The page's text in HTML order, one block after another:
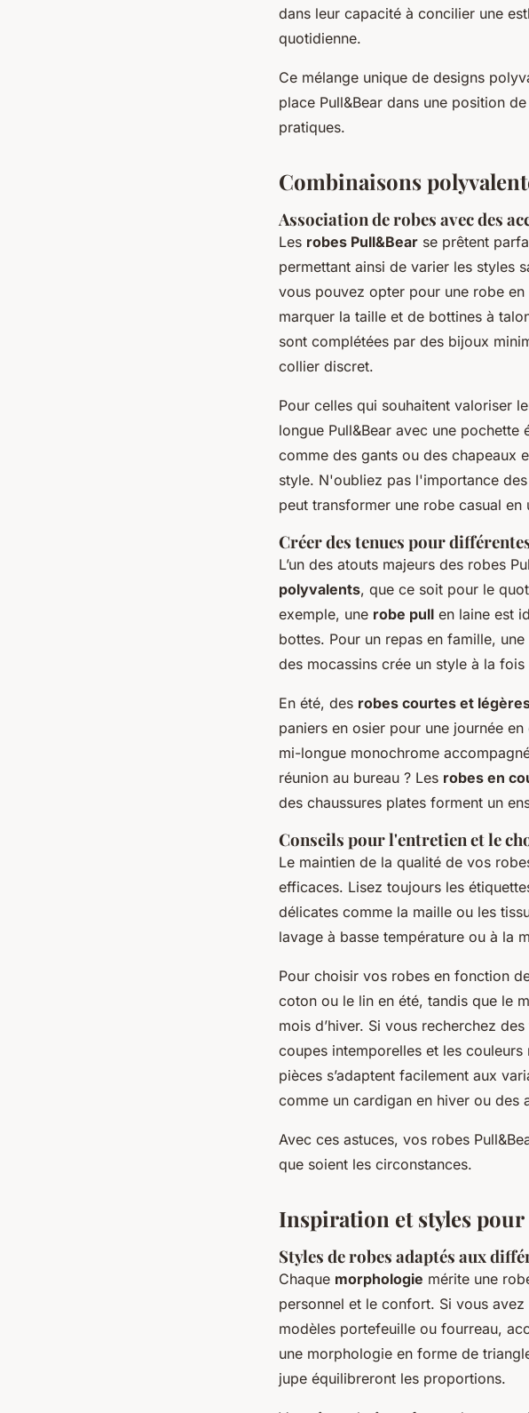
dans leur capacité à concilier une
quotidienne.
Ce mélange unique de designs
place Pull&Bear dans une position
pratiques.
Combinaisons
Association de robes avec des
Les robes Pull&Bear se prêtent
permettant ainsi de varier les styles
vous pouvez opter pour une robe
marquer la taille et de bottines à
sont complétées par des bijoux
collier discret.
Pour celles qui souhaitent valoriser
longue Pull&Bear avec une pochette
comme des gants ou des chapeaux
style. N'oubliez pas l'importance
peut transformer une robe casual en
Créer des tenues pour
L’un des atouts majeurs des robes
polyvalents, que ce soit pour le
exemple, une robe pull en laine est
bottes. Pour un repas en famille,
des mocassins crée un style à la
En été, des robes courtes et
paniers en osier pour une journée
mi-longue monochrome
réunion au bureau ? Les robes en
des chaussures plates forment un
Conseils pour l'entretien et le
Le maintien de la qualité de vos
efficaces. Lisez toujours les
délicates comme la maille ou les
lavage à basse température ou à la
Pour choisir vos robes en fonction
coton ou le lin en été, tandis que le
mois d’hiver. Si vous recherchez
coupes intemporelles et les
pièces s’adaptent facilement aux
comme un cardigan en hiver ou des
Avec ces astuces, vos robes
que soient les circonstances.
Inspiration et styles
Styles de robes adaptés aux
Chaque morphologie mérite une
personnel et le confort. Si vous
modèles portefeuille ou fourreau,
une morphologie en forme de
jupe équilibreront les proportions.